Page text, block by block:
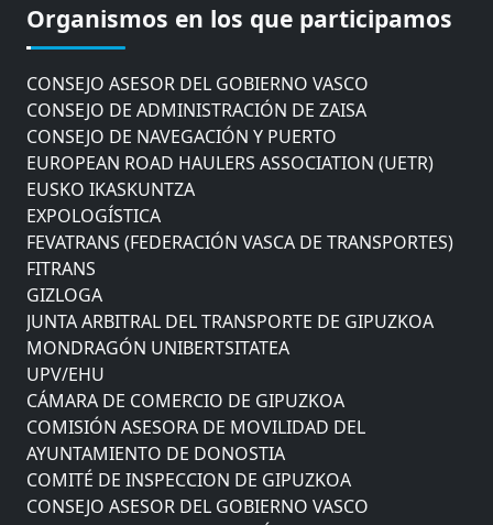
Organismos en los que participamos
AYUNTAMIENTO DE DONOSTIA
COMITÉ DE INSPECCION DE GIPUZKOA
CONSEJO ASESOR DEL GOBIERNO VASCO
CONSEJO DE ADMINISTRACIÓN DE ZAISA
CONSEJO DE NAVEGACIÓN Y PUERTO
EUROPEAN ROAD HAULERS ASSOCIATION (UETR)
EUSKO IKASKUNTZA
EXPOLOGÍSTICA
FEVATRANS (FEDERACIÓN VASCA DE TRANSPORTES)
FITRANS
GIZLOGA
JUNTA ARBITRAL DEL TRANSPORTE DE GIPUZKOA
MONDRAGÓN UNIBERTSITATEA
UPV/EHU
CÁMARA DE COMERCIO DE GIPUZKOA
COMISIÓN ASESORA DE MOVILIDAD DEL
AYUNTAMIENTO DE DONOSTIA
COMITÉ DE INSPECCION DE GIPUZKOA
CONSEJO ASESOR DEL GOBIERNO VASCO